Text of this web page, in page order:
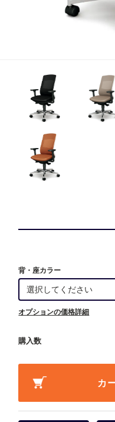
背・座カラー
オプションの価格詳細
購入数